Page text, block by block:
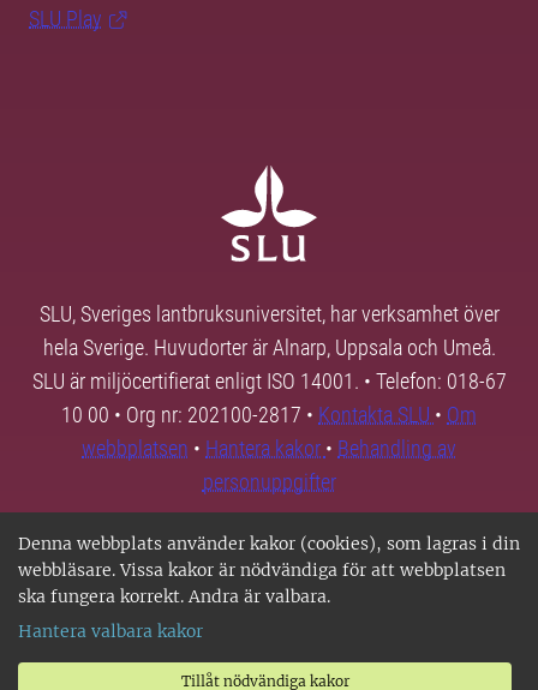
Denna webbplats använder kakor (cookies), som lagras i din
webbläsare. Vissa kakor är nödvändiga för att webbplatsen
ska fungera korrekt. Andra är valbara.
Hantera valbara kakor
Tillåt nödvändiga kakor
SLU Play
SLU, Sveriges lantbruksuniversitet, har verksamhet över
hela Sverige. Huvudorter är Alnarp, Uppsala och Umeå.
SLU är miljöcertifierat enligt ISO 14001. • Telefon: 018-67
10 00 • Org nr: 202100-2817 • Kontakta SLU • Om
webbplatsen • Hantera kakor • Behandling av
personuppgifter